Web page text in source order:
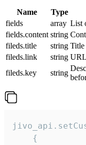
Name Type
fields
array List
fields.content string
fileds.title
string Title
fileds.link
string
fileds.key
string
    {